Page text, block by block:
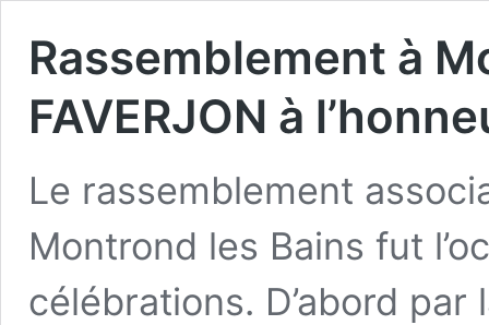
Rassemblement à
FAVERJON à
Le rassemblement
Montrond les Bains fut
célébrations. D’abord